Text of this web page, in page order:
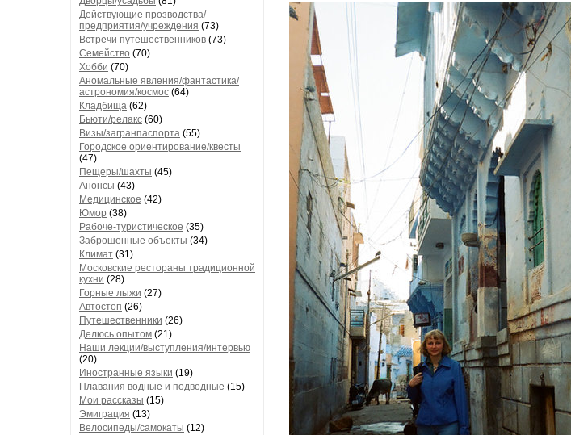
Действующие прозводства/
предприятия/учреждения (73)
Встречи путешественников (73)
Семейство (70)
Хобби (70)
Аномальные явления/фантастика/
астрономия/космос (64)
Кладбища (62)
Бьюти/релакс (60)
Визы/загранпаспорта (55)
Городское ориентирование/квесты
(47)
Пещеры/шахты (45)
Анонсы (43)
Медицинское (42)
Юмор (38)
Рабоче-туристическое (35)
Заброшенные объекты (34)
Климат (31)
Московские рестораны традиционной
кухни (28)
Горные лыжи (27)
Автостоп (26)
Путешественники (26)
Делюсь опытом (21)
Наши лекции/выступления/интервью
(20)
Иностранные языки (19)
Плавания водные и подводные (15)
Мои рассказы (15)
Эмиграция (13)
Велосипеды/самокаты (12)